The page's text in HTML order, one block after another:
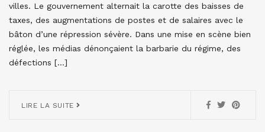
villes. Le gouvernement alternait la carotte des baisses de
taxes, des augmentations de postes et de salaires avec le
bâton d’une répression sévère. Dans une mise en scène bien
réglée, les médias dénonçaient la barbarie du régime, des
défections […]
LIRE LA SUITE